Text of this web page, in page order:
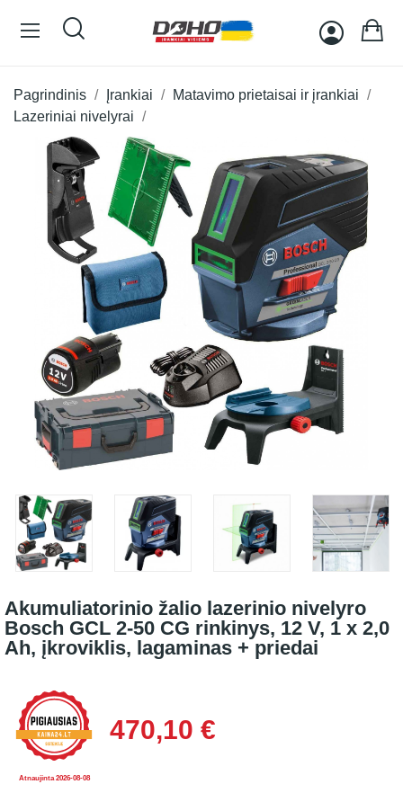
Pagrindinis Įrankiai
Matavimo prietaisai ir įrankiai
Lazeriniai nivelyrai
Akumuliatorinio žalio lazerinio nivelyro
Bosch GCL 2-50 CG rinkinys, 12 V, 1 x 2,0
Ah, įkroviklis, lagaminas + priedai
470,10 €
Atnaujinta 2026-08-08